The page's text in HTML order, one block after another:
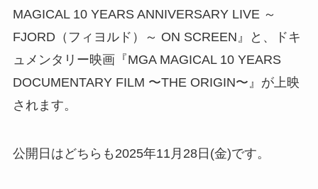
MAGICAL 10 YEARS ANNIVERSARY LIVE ～
FJORD（フィヨルド）～ ON SCREEN』と、ドキ
ュメンタリー映画『MGA MAGICAL 10 YEARS
DOCUMENTARY FILM 〜THE ORIGIN〜』が上映
されます。
公開日はどちらも2025年11月28日(金)です。